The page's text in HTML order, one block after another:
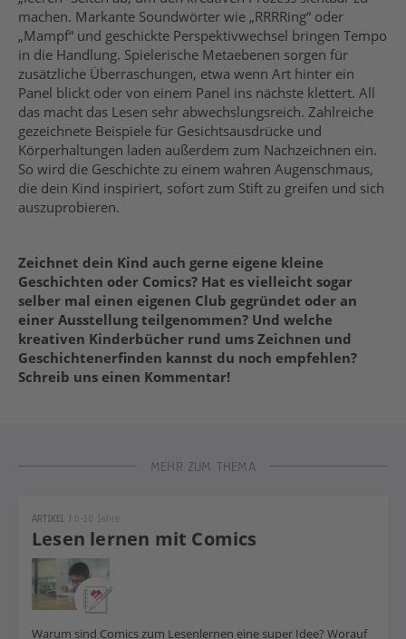
machen. Markante Soundwörter wie „RRRRing“ oder
„Mampf“ und geschickte Perspektivwechsel bringen Tempo
in die Handlung. Spielerische Metaebenen sorgen für
zusätzliche Überraschungen, etwa wenn Art hinter ein
Panel blickt oder von einem Panel ins nächste klettert. All
das macht das Lesen sehr abwechslungsreich. Zahlreiche
gezeichnete Beispiele für Gesichtsausdrücke und
Körperhaltungen laden außerdem zum Nachzeichnen ein.
So wird die Geschichte zu einem wahren Augenschmaus,
die dein Kind inspiriert, sofort zum Stift zu greifen und sich
auszuprobieren.
Zeichnet dein Kind auch gerne eigene kleine
Geschichten oder Comics? Hat es vielleicht sogar
selber mal einen eigenen Club gegründet oder an
einer Ausstellung teilgenommen? Und welche
kreativen Kinderbücher rund ums Zeichnen und
Geschichtenerfinden kannst du noch empfehlen?
Schreib uns einen Kommentar!
MEHR ZUM THEMA
Lesen lernen mit Comics
ARTIKEL | 6-10 Jahre
Warum sind Comics zum Lesenlernen eine super Idee? Worauf